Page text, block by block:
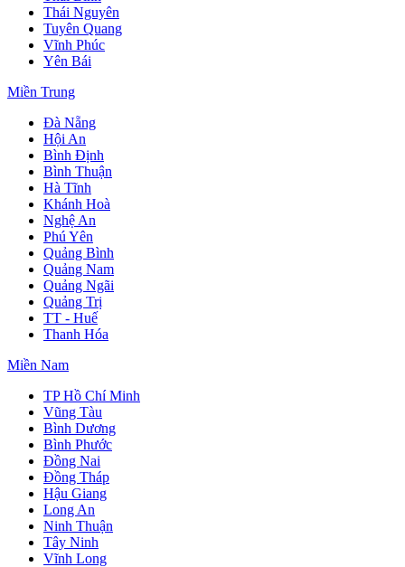
Thái Nguyên
Tuyên Quang
Vĩnh Phúc
Yên Bái
Miền Trung
Đà Nẵng
Hội An
Bình Định
Bình Thuận
Hà Tĩnh
Khánh Hoà
Nghệ An
Phú Yên
Quảng Bình
Quảng Nam
Quảng Ngãi
Quảng Trị
TT - Huế
Thanh Hóa
Miền Nam
TP Hồ Chí Minh
Vũng Tàu
Bình Dương
Bình Phước
Đồng Nai
Đồng Tháp
Hậu Giang
Long An
Ninh Thuận
Tây Ninh
Vĩnh Long